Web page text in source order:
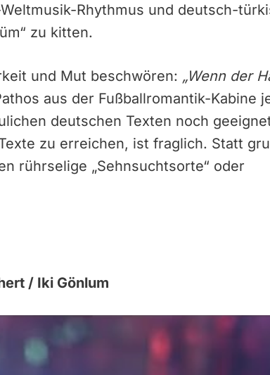
Rhythmus und deutsch-
zu kitten.
und Mut beschwören: „Wenn der
aus der Fußballromantik-Kabine
deutschen Texten noch
zu erreichen, ist fraglich. Statt
rührselige „Sehnsuchtsorte“ oder
/ Iki Gönlum